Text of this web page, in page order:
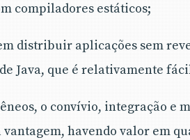
compiladores estáticos;
distribuir aplicações sem
Java, que é relativamente
o convívio, integração e
vantagem, havendo valor em